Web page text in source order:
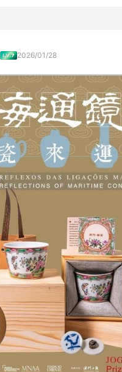
2026/01/28